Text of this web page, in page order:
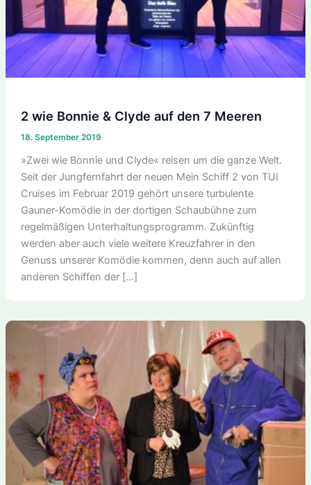
2 wie Bonnie & Clyde auf den 7 Meeren
18. September 2019
»Zwei wie Bonnie und Clyde« reisen um die ganze Welt.
Seit der Jungfernfahrt der neuen Mein Schiff 2 von TUI
Cruises im Februar 2019 gehört unsere turbulente
Gauner-Komödie in der dortigen Schaubühne zum
regelmäßigen Unterhaltungsprogramm. Zukünftig
werden aber auch viele weitere Kreuzfahrer in den
Genuss unserer Komödie kommen, denn auch auf allen
anderen Schiffen der […]